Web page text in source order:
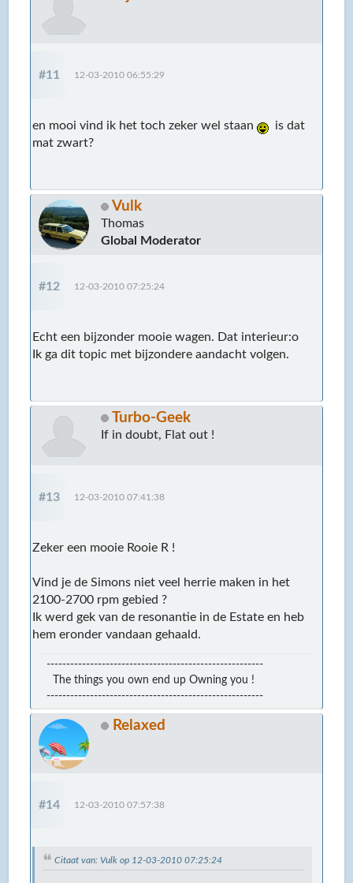
#11 12-03-2010 06:55:29
en mooi vind ik het toch zeker wel staan
is dat
mat zwart?
Vulk
Thomas
Global Moderator
#12 12-03-2010 07:25:24
Echt een bijzonder mooie wagen. Dat interieur:o
Ik ga dit topic met bijzondere aandacht volgen.
Turbo-Geek
If in doubt, Flat out !
#13 12-03-2010 07:41:38
Zeker een mooie Rooie R !
Vind je de Simons niet veel herrie maken in het
2100-2700 rpm gebied ?
Ik werd gek van de resonantie in de Estate en heb
hem eronder vandaan gehaald.
-------------------------------------------------------
The things you own end up Owning you !
-------------------------------------------------------
Relaxed
#14 12-03-2010 07:57:38
Citaat van: Vulk op 12-03-2010 07:25:24